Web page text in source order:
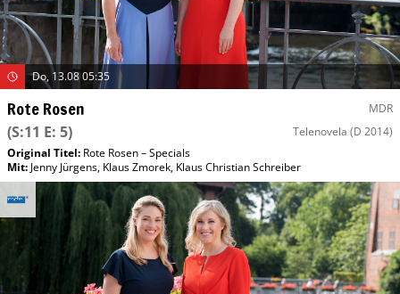
Do, 13.08 05:35
Rote Rosen MDR
(S:11 E: 5) Telenovela (D 2014)
Original Titel: Rote Rosen – Specials
Mit: Jenny Jürgens, Klaus Zmorek, Klaus Christian Schreiber